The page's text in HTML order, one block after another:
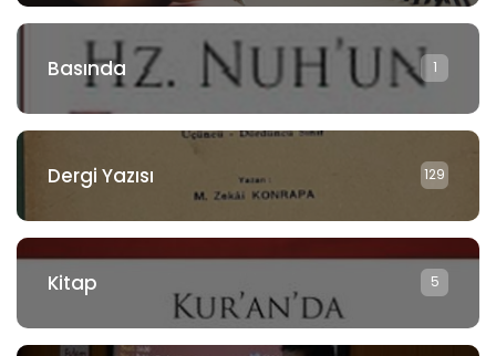
Basında 1
Dergi Yazısı 129
Kitap 5